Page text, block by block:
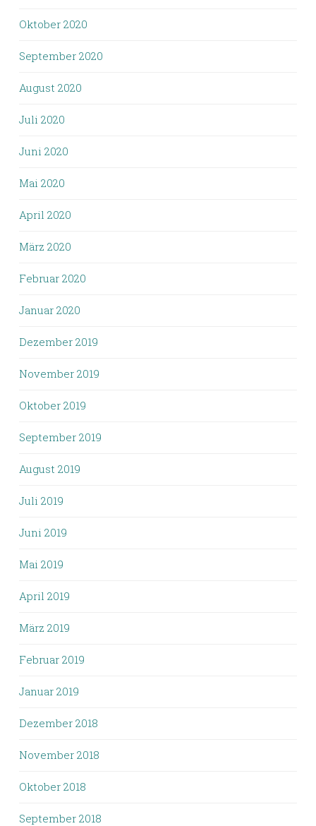
Oktober 2020
September 2020
August 2020
Juli 2020
Juni 2020
Mai 2020
April 2020
März 2020
Februar 2020
Januar 2020
Dezember 2019
November 2019
Oktober 2019
September 2019
August 2019
Juli 2019
Juni 2019
Mai 2019
April 2019
März 2019
Februar 2019
Januar 2019
Dezember 2018
November 2018
Oktober 2018
September 2018